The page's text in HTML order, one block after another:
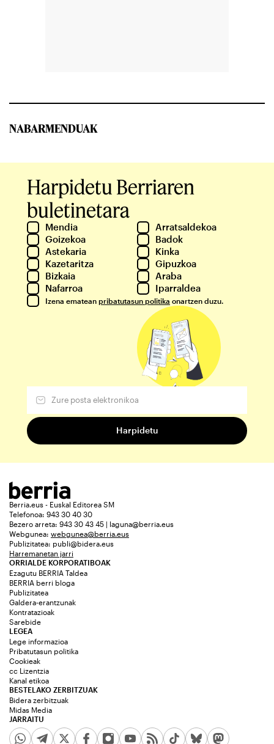
NABARMENDUAK
Harpidetu Berriaren
buletinetara
Mendia
Arratsaldekoa
Goizekoa
Badok
Astekaria
Kinka
Kazetaritza
Gipuzkoa
Bizkaia
Araba
Nafarroa
Iparraldea
Izena ematean pribatutasun politika onartzen duzu.
Berria.eus - Euskal Editorea SM
Telefonoa: 943 30 40 30
Bezero arreta: 943 30 43 45 | laguna@berria.eus
Webgunea: webgunea@berria.eus
Publizitatea: publi@bidera.eus
Harremanetan jarri
ORRIALDE KORPORATIBOAK
Ezagutu BERRIA Taldea
BERRIA berri bloga
Publizitatea
Galdera-erantzunak
Kontratazioak
Sarebide
JARRAITU
LEGEA
Lege informazioa
Pribatutasun politika
Cookieak
cc Lizentzia
Kanal etikoa
BESTELAKO ZERBITZUAK
Bidera zerbitzuak
Midas Media